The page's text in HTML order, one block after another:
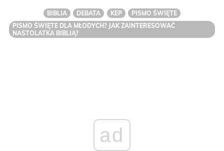
BIBLIA DEBATA KEP
PISMO ŚWIĘTE
PISMO ŚWIĘTE DLA MŁODYCH? JAK ZAINTERESOWAĆ
NASTOLATKA BIBLIĄ?
ad